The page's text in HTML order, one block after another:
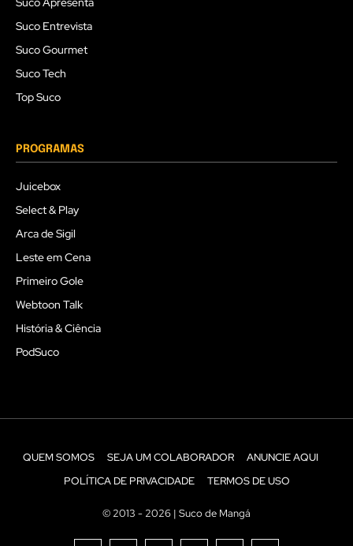
Suco Entrevista
Suco Gourmet
Suco Tech
Top Suco
PROGRAMAS
Juicebox
Select & Play
Arca de Sigil
Leste em Cena
Primeiro Gole
Webtoon Talk
História & Ciência
PodSuco
QUEM SOMOS SEJA UM COLABORADOR
ANUNCIE AQUI
POLÍTICA DE PRIVACIDADE
TERMOS DE USO
© 2013 - 2026 | Suco de Mangá